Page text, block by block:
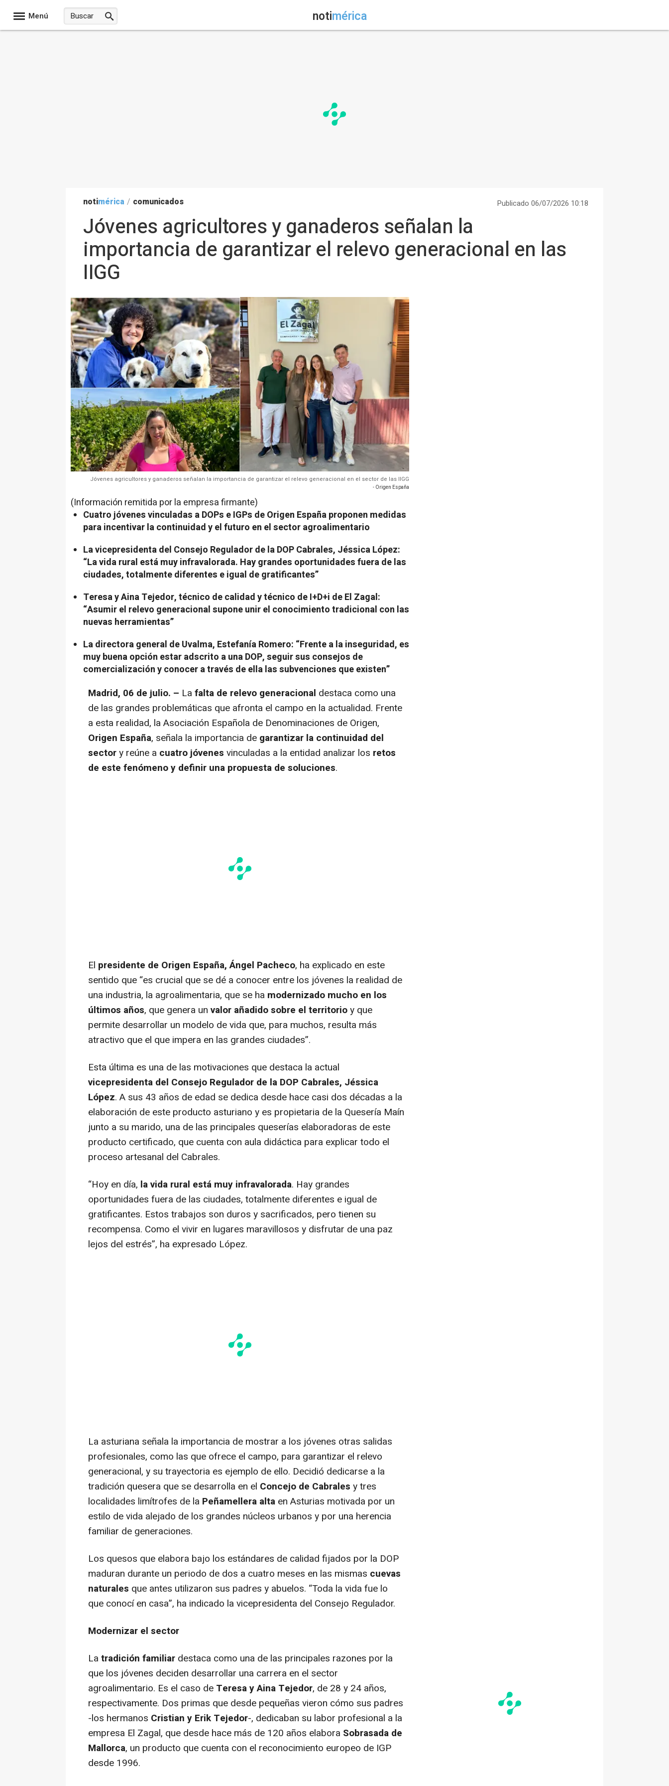
Menú notimérica
notimérica / comunicados Publicado 06/07/2026 10:18
Jóvenes agricultores y ganaderos señalan la
importancia de garantizar el relevo generacional en las
IIGG
Jóvenes agricultores y ganaderos señalan la importancia de garantizar el relevo generacional en el sector de las IIGG
- Origen España
(Información remitida por la empresa firmante)
Cuatro jóvenes vinculadas a DOPs e IGPs de Origen España proponen medidas
para incentivar la continuidad y el futuro en el sector agroalimentario
La vicepresidenta del Consejo Regulador de la DOP Cabrales, Jéssica López:
“La vida rural está muy infravalorada. Hay grandes oportunidades fuera de las
ciudades, totalmente diferentes e igual de gratificantes”
Teresa y Aina Tejedor, técnico de calidad y técnico de I+D+i de El Zagal:
“Asumir el relevo generacional supone unir el conocimiento tradicional con las
nuevas herramientas”
La directora general de Uvalma, Estefanía Romero: “Frente a la inseguridad, es
muy buena opción estar adscrito a una DOP, seguir sus consejos de
comercialización y conocer a través de ella las subvenciones que existen”
Madrid, 06 de julio. – La falta de relevo generacional destaca como una
de las grandes problemáticas que afronta el campo en la actualidad. Frente
a esta realidad, la Asociación Española de Denominaciones de Origen,
Origen España, señala la importancia de garantizar la continuidad del
sectory reúne a cuatro jóvenes vinculadas a la entidad analizar los retos
de este fenómeno y definir una propuesta de soluciones.
El presidente de Origen España, Ángel Pacheco, ha explicado en este
sentido que “es crucial que se dé a conocer entre los jóvenes la realidad de
una industria, la agroalimentaria, que se ha modernizado mucho en los
últimos años, que genera un valor añadido sobre el territorioy que
permite desarrollar un modelo de vida que, para muchos, resulta más
atractivo que el que impera en las grandes ciudades”.
Esta última es una de las motivaciones que destaca la actual
vicepresidenta del Consejo Regulador de la DOP Cabrales, Jéssica
López. A sus 43 años de edad se dedica desde hace casi dos décadas a la
elaboración de este producto asturiano y es propietaria de la Quesería Maín
junto a su marido, una de las principales queserías elaboradoras de este
producto certificado, que cuenta con aula didáctica para explicar todo el
proceso artesanal del Cabrales.
“Hoy en día, la vida rural está muy infravalorada. Hay grandes
oportunidades fuera de las ciudades, totalmente diferentes e igual de
gratificantes. Estos trabajos son duros y sacrificados, pero tienen su
recompensa. Como el vivir en lugares maravillosos y disfrutar de una paz
lejos del estrés”, ha expresado López.
La asturiana señala la importancia de mostrar a los jóvenes otras salidas
profesionales, como las que ofrece el campo, para garantizar el relevo
generacional, y su trayectoria es ejemplo de ello. Decidió dedicarse a la
tradición quesera que se desarrolla en el Concejo de Cabrales y tres
localidades limítrofes de la Peñamellera alta en Asturias motivada por un
estilo de vida alejado de los grandes núcleos urbanos y por una herencia
familiar de generaciones.
Los quesos que elabora bajo los estándares de calidad fijados por la DOP
maduran durante un periodo de dos a cuatro meses en las mismas cuevas
naturales que antes utilizaron sus padres y abuelos. “Toda la vida fue lo
que conocí en casa”, ha indicado la vicepresidenta del Consejo Regulador.
Modernizar el sector
La tradición familiar destaca como una de las principales razones por la
que los jóvenes deciden desarrollar una carrera en el sector
agroalimentario. Es el caso de Teresa y Aina Tejedor, de 28 y 24 años,
respectivamente. Dos primas que desde pequeñas vieron cómo sus padres
-los hermanos Cristian y Erik Tejedor-, dedicaban su labor profesional a la
empresa El Zagal, que desde hace más de 120 años elabora Sobrasada de
Mallorca, un producto que cuenta con el reconocimiento europeo de IGP
desde 1996.